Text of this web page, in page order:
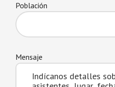
Población
Mensaje